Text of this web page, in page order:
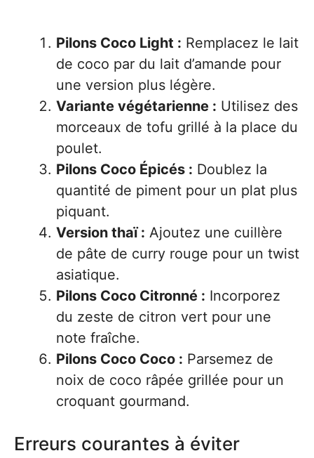
Pilons Coco Light : Remplacez le lait
de coco par du lait d’amande pour
une version plus légère.
Variante végétarienne : Utilisez des
morceaux de tofu grillé à la place du
poulet.
Pilons Coco Épicés : Doublez la
quantité de piment pour un plat plus
piquant.
Version thaï : Ajoutez une cuillère
de pâte de curry rouge pour un twist
asiatique.
Pilons Coco Citronné : Incorporez
du zeste de citron vert pour une
note fraîche.
Pilons Coco Coco : Parsemez de
noix de coco râpée grillée pour un
croquant gourmand.
Erreurs courantes à éviter